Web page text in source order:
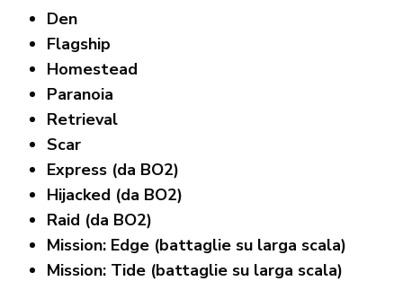
Den
Flagship
Homestead
Paranoia
Retrieval
Scar
Express (da BO2)
Hijacked (da BO2)
Raid (da BO2)
Mission: Edge (battaglie su larga scala)
Mission: Tide (battaglie su larga scala)